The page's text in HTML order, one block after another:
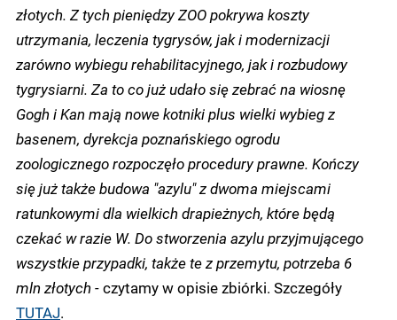
złotych. Z tych pieniędzy ZOO pokrywa koszty
utrzymania, leczenia tygrysów, jak i modernizacji
zarówno wybiegu rehabilitacyjnego, jak i rozbudowy
tygrysiarni. Za to co już udało się zebrać na wiosnę
Gogh i Kan mają nowe kotniki plus wielki wybieg z
basenem, dyrekcja poznańskiego ogrodu
zoologicznego rozpoczęło procedury prawne. Kończy
się już także budowa "azylu" z dwoma miejscami
ratunkowymi dla wielkich drapieżnych, które będą
czekać w razie W. Do stworzenia azylu przyjmującego
wszystkie przypadki, także te z przemytu, potrzeba 6
mln złotych -czytamy w opisie zbiórki. Szczegóły
TUTAJ.